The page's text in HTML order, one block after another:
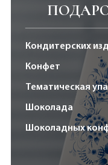
Кондитерских
Конфет
Тематическая
Шоколада
Шоколадных